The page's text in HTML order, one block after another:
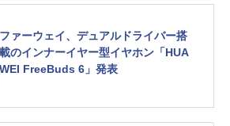
ファーウェイ、デュアルドライバー搭
載のインナーイヤー型イヤホン「HUA
WEI FreeBuds 6」発表